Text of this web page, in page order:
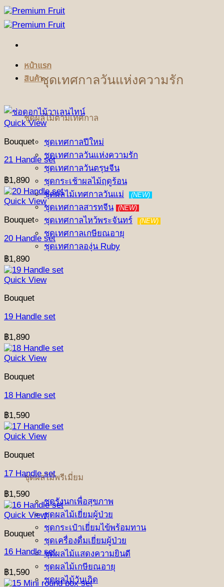
ข้าม
ไป
เนื้อหา
หน้าแรก
สินค้า
ชุดผลไม้ตามเทศกาล
ชุดเทศกาลปีใหม่
ชุดเทศกาลวันแห่งความรัก
ชุดเทศกาลวันตรุษจีน
ชุดกระเช้าผลไม้ฤดูร้อน
ชุดผลไม้เทศกาลวันแม่
(NEW)
ชุดเทศกาลสารทจีน (NEW)
ชุดเทศกาลไหว้พระจันทร์ (NEW)
ชุดเทศกาลเกษียณอายุ
ชุดเทศกาลองุ่น Ruby
ชุดผลไม้พรีเมี่ยม
ชุดรังนกเพื่อสุขภาพ
ชุดผลไม้เยี่ยมผู้ป่วย
ชุดกระเป๋าเยี่ยมไข้พร้อมทาน
ชุดเครื่องดื่มเยี่ยมผู้ป่วย
ชุดผลไม้แสดงความยินดี
ชุดผลไม้เกษียณอายุ
ชุดผลไม้วันเกิด
ชุดเทศกาลวันแห่งความรัก
Quick View
Bouquet
21 Handle set
฿1,890
Quick View
Bouquet
20 Handle set
฿1,890
Quick View
Bouquet
19 Handle set
฿1,890
Quick View
Bouquet
18 Handle set
฿1,590
Quick View
Bouquet
17 Handle set
฿1,590
Quick View
Bouquet
16 Handle set
฿1,590